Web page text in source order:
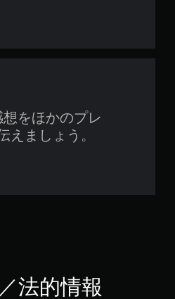
をほかのプレ
えましょう。
法的情報